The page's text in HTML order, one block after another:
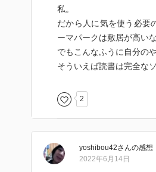
私。
だから人に気を使う必要
ーマパークは敷居が高いな
でもこんなふうに自分の
そういえば読書は完全な
2
yoshibou42さんの感想
2022年6月14日